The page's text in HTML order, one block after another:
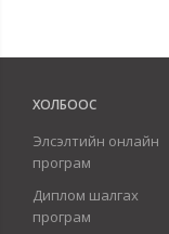
ХОЛБООС
Элсэлтийн онлайн
програм
Диплом шалгах
програм